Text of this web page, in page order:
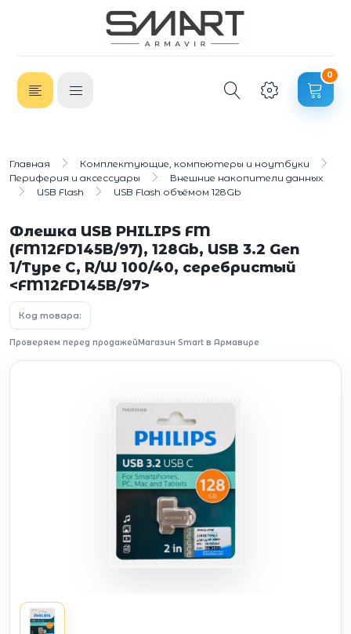
0
Главная
Комплектующие, компьютеры и ноутбуки
Периферия и аксессуары
Внешние накопители данных
USB Flash
USB Flash объёмом 128Gb
Флешка USB PHILIPS FM
(FM12FD145B/97), 128Gb, USB 3.2 Gen
1/Type C, R/W 100/40, серебристый
<FM12FD145B/97>
Код товара:
Проверяем перед продажейМагазин Smart в Армавире